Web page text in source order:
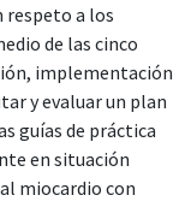
respeto a los
de las cinco
implementación
y evaluar un plan
guías de práctica
en situación
miocardio con